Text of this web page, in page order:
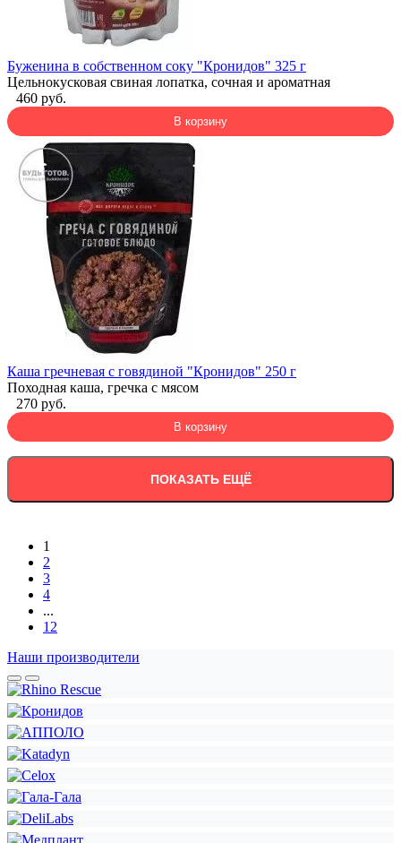
Буженина в собственном соку "Кронидов" 325 г
Цельнокусковая свиная лопатка, сочная и ароматная
460 руб.
В корзину
Каша гречневая с говядиной "Кронидов" 250 г
Походная каша, гречка с мясом
270 руб.
В корзину
ПОКАЗАТЬ ЕЩЁ
1
2
3
4
...
12
Наши производители